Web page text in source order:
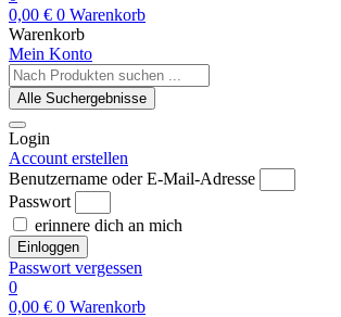
0,00 € 0 Warenkorb
Warenkorb
Mein Konto
Search
...Alle Suchergebnisse
Login
Account erstellen
Benutzername oder E-Mail-Adresse
Passwort
erinnere dich an mich
Einloggen
Passwort vergessen
0
0,00 € 0 Warenkorb